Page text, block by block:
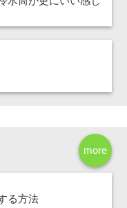
more
る方法